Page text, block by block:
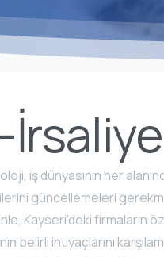
iş dünyasının her
güncellemeleri
Kayseri’deki firmaların
belirli ihtiyaçlarını